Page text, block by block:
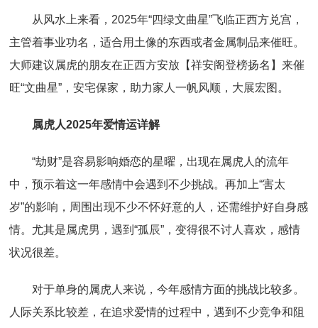
从风水上来看，2025年“四绿文曲星”飞临正西方兑宫，
主管着事业功名，适合用土像的东西或者金属制品来催旺。
大师建议属虎的朋友在正西方安放【祥安阁登榜扬名】来催
旺“文曲星”，安宅保家，助力家人一帆风顺，大展宏图。
属虎人2025年爱情运详解
“劫财”是容易影响婚恋的星曜，出现在属虎人的流年
中，预示着这一年感情中会遇到不少挑战。再加上“害太
岁”的影响，周围出现不少不怀好意的人，还需维护好自身感
情。尤其是属虎男，遇到“孤辰”，变得很不讨人喜欢，感情
状况很差。
对于单身的属虎人来说，今年感情方面的挑战比较多。
人际关系比较差，在追求爱情的过程中，遇到不少竞争和阻